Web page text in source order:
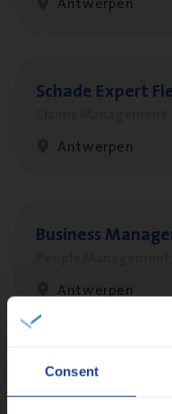
Consent
Scha­de Expert
Antwerpen
Busi­ness
Antwerpen
Claims Management